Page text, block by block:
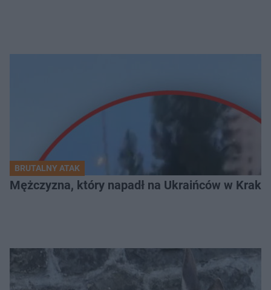
BRUTALNY ATAK
Mężczyzna, który napadł na Ukraińców w